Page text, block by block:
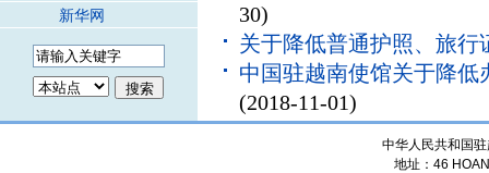
新华网
30)
关于降低普通护照、旅行
中国驻越南使馆关于降
(2018-11-01)
中华人民共和国
地址：46